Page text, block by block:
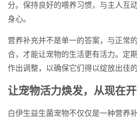
分。保持良好的喂养习惯，与主人互
身心。
营养补充并不是单一的答案，与正常
合，才能让宠物的生活更有活力。定
作出调整，以确保它们得以绽放出佳的
让宠物活力焕发，从现在
白伊生益生菌宠物不仅仅是一种营养